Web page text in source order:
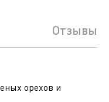
Отзывы
орехов и